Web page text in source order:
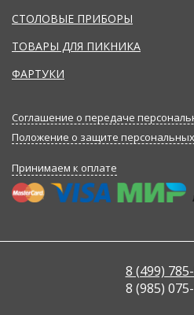
СТОЛОВЫЕ ПРИБОРЫ
ТОВАРЫ ДЛЯ ПИКНИКА
ФАРТУКИ
Соглашение о передаче
Положение о защите
Принимаем к оплате
8 (499)
8 (985)